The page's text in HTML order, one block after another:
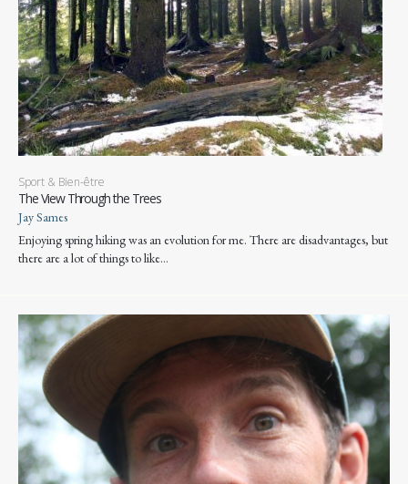
Sport & Bien-être
The View Through the Trees
Jay Sames
Enjoying spring hiking was an evolution for me. There are disadvantages, but
there are a lot of things to like…